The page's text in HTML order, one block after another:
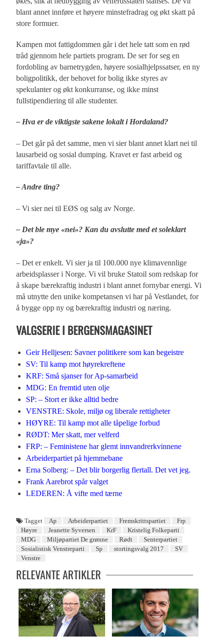
blant annet innføre et høyere minstefradrag og økt skatt på
store formuer.
Kampen mot fattigdommen går i det hele tatt som en rød
tråd gjennom hele partiets program. De ser for seg en
fordobling av barnetrygden, høyere sosialhjelpssatser, en ny
boligpolitikk, der behovet for bolig ikke styres av
spekulanter og økt konkurranse, og ikke minst
fullstipendiering til alle studenter.
– Hva er de viktigste sakene lokalt i Hordaland?
– Det går på det samme, men vi sier blant annet klart nei til
lausarbeid og sosial dumping. Kravet er fast arbeid og
tariffavtale til alle.
– Andre ting?
– Vi sier nei til EØS og salg av Norge.
– Det ble mye «nei»? Kan du avslutte med et soleklart
«ja»?
– Det er enkelt. Vi sier ja til 100.000 nye klimavennlige
arbeidsplasser i Norge. Vi vil bruke Statoil som redskap for
å skape bærekraftig industri i blant annet fornybar energi. Vi
må utnytte den unike kompetansen vi har på Vestlandet, for
å bygge opp ny og bærekraftig industri og næring.
VALGSERIE I BERGENSMAGASINET
Geir Helljesen: Savner politikere som kan begeistre
SV: Til kamp mot høyrekreftene
KRF: Små sjanser for Ap-samarbeid
MDG: En fremtid uten olje
SP: – Stort er ikke alltid bedre
VENSTRE: Skole, miljø og liberale rettigheter
HØYRE: Til kamp mot alle tåpelige forbud
RØDT: Mer skatt, mer velferd
FRP: – Feministene har glemt innvandrerkvinnene
Arbeiderpartiet på hjemmebane
Erna Solberg: – Det blir borgerlig flertall. Det vet jeg.
Frank Aarebrot spår valget
LEDEREN: Å vifte med tærne
Tagget Ap Arbeiderpartiet Fremskrittspartiet
Frp
Høyre
Jeanette Syversen KrF
Kristelig Folkeparti
MDG
Miljøpartiet De grønne Rødt
Senterpartiet
Sosialistisk Venstreparti
Sp stortingsvalg 2017
SV
Venstre
RELEVANTE ARTIKLER